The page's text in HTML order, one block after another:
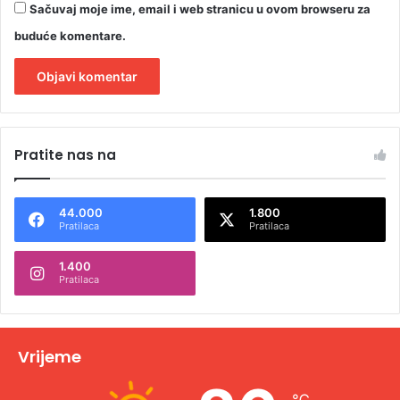
Sačuvaj moje ime, email i web stranicu u ovom browseru za
buduće komentare.
t
n
t
v
Pratite nas na
44.000
Pratilaca
1.800
Pratilaca
1.400
Pratilaca
Vrijeme